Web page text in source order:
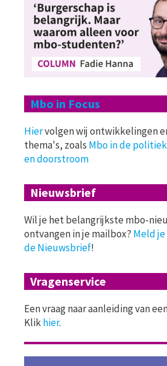
Mbo in Focus
Hiervolgen wij ontwikkelingen
thema's, zoals Mbo in de politiek
en doorstroom
Nieuwsbrief
Wil je het belangrijkste mbo-
ontvangen in je mailbox? Meld je
de Nieuwsbrief!
Vragenservice
Een vraag naar aanleiding van
Klikhier.